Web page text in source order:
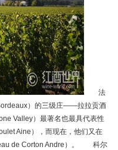
法
）的三级庄——拉拉贡酒
Valley）最著名也最具代表性
Aine），而现在，他们又在
de Corton Andre）。 科尔